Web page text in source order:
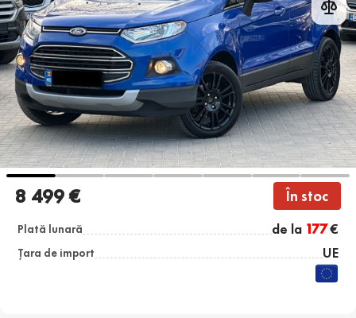
8 499 € În stoc
Plată lunară de la 177€
Țara de import UE